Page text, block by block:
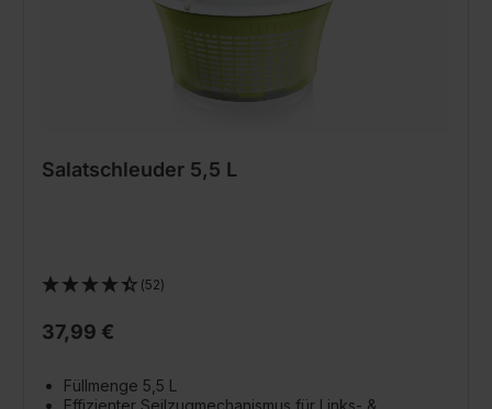
Salatschleuder 5,5 L
(52)
37,99 €
Füllmenge 5,5 L
Effizienter Seilzugmechanismus für Links- &